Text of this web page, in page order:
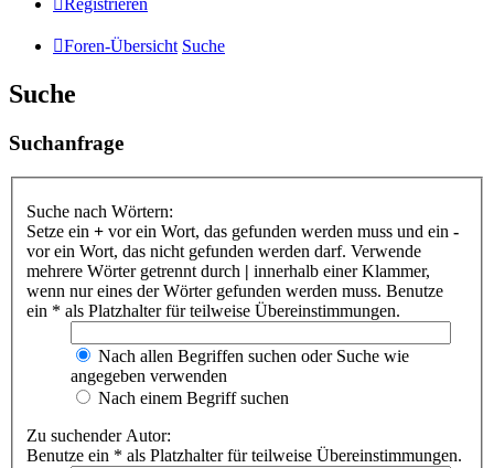
Registrieren
Foren-Übersicht Suche
Suche
Suchanfrage
Suche nach Wörtern:
Setze ein + vor ein Wort, das gefunden werden muss und ein -
vor ein Wort, das nicht gefunden werden darf. Verwende
mehrere Wörter getrennt durch | innerhalb einer Klammer,
wenn nur eines der Wörter gefunden werden muss. Benutze
ein * als Platzhalter für teilweise Übereinstimmungen.
Nach allen Begriffen suchen oder Suche wie
angegeben verwenden
Nach einem Begriff suchen
Zu suchender Autor:
Benutze ein * als Platzhalter für teilweise Übereinstimmungen.